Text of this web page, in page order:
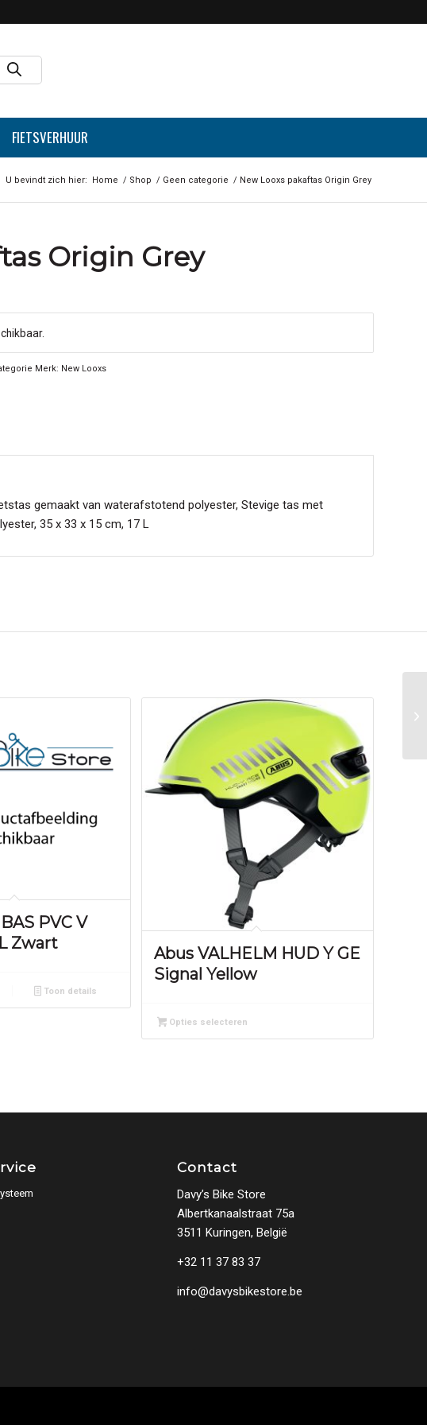
FIETSVERHUUR
U bevindt zich hier: Home / Shop / Geen categorie / New Looxs pakaftas Origin Grey
Origin Grey
Merk: New Looxs
gemaakt van waterafstotend polyester, Stevige tas met
35 x 33 x 15 cm, 17 L
PVC V
Zwart
Toon details
Abus VALHELM HUD Y GE
Signal Yellow
Opties selecteren
Contact
Davy’s Bike Store
Albertkanaalstraat 75a
3511 Kuringen, België
+32 11 37 83 37
info@davysbikestore.be